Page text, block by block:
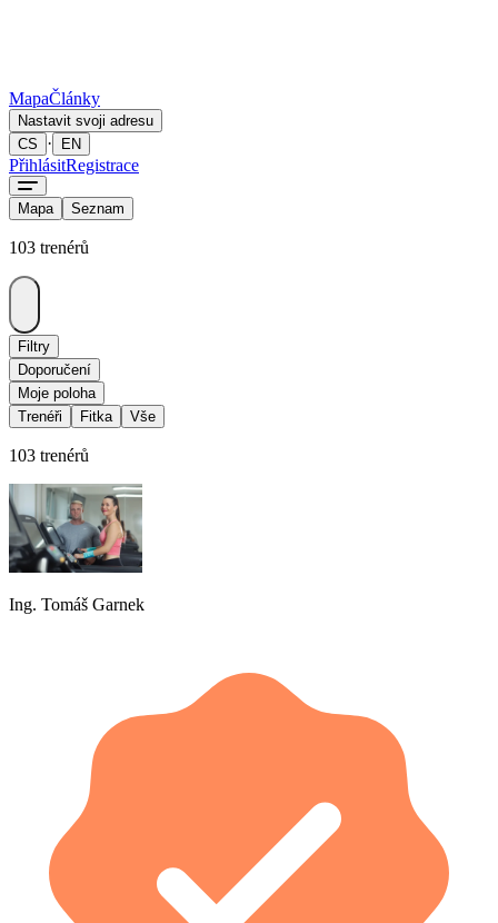
MapaČlánky
Nastavit svoji adresu
CS
· EN
PřihlásitRegistrace
Mapa Seznam
103 trenérů
Filtry
Doporučení
Moje poloha
Trenéři
Fitka Vše
103 trenérů
Ing. Tomáš Garnek